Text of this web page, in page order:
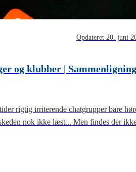
Opdateret 20. juni
og klubber | Sammenligning
rigtig irriterende chatgrupper bare
nok ikke læst... Men findes der